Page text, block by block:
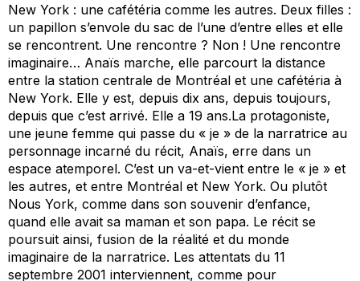
New York : une cafétéria comme les autres. Deux filles :
un papillon s’envole du sac de l’une d’entre elles et elle
se rencontrent. Une rencontre ? Non ! Une rencontre
imaginaire… Anaïs marche, elle parcourt la distance
entre la station centrale de Montréal et une cafétéria à
New York. Elle y est, depuis dix ans, depuis toujours,
depuis que c’est arrivé. Elle a 19 ans.La protagoniste,
une jeune femme qui passe du « je » de la narratrice au
personnage incarné du récit, Anaïs, erre dans un
espace atemporel. C’est un va-et-vient entre le « je » et
les autres, et entre Montréal et New York. Ou plutôt
Nous York, comme dans son souvenir d’enfance,
quand elle avait sa maman et son papa. Le récit se
poursuit ainsi, fusion de la réalité et du monde
imaginaire de la narratrice. Les attentats du 11
septembre 2001 interviennent, comme pour